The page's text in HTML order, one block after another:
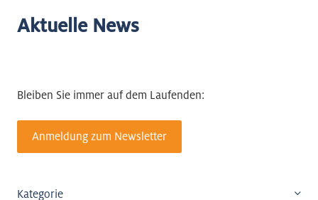
Aktuelle News
Bleiben Sie immer auf dem Laufenden:
Anmeldung zum Newsletter
Kategorie